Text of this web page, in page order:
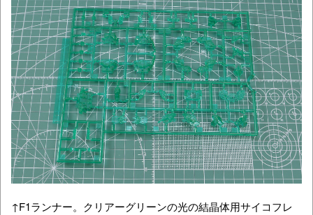
↑F1ランナー。クリアーグリーンの光の結晶体用サイコフレ